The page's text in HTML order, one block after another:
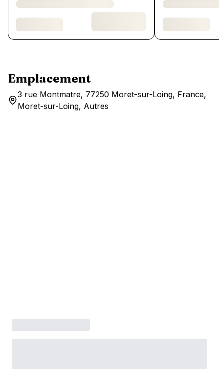
Emplacement
3 rue Montmatre, 77250 Moret-sur-Loing, France,
Moret-sur-Loing, Autres